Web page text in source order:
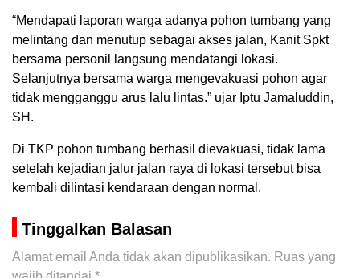
“Mendapati laporan warga adanya pohon tumbang yang
melintang dan menutup sebagai akses jalan, Kanit Spkt
bersama personil langsung mendatangi lokasi.
Selanjutnya bersama warga mengevakuasi pohon agar
tidak mengganggu arus lalu lintas.” ujar Iptu Jamaluddin,
SH.
Di TKP pohon tumbang berhasil dievakuasi, tidak lama
setelah kejadian jalur jalan raya di lokasi tersebut bisa
kembali dilintasi kendaraan dengan normal.
Tinggalkan Balasan
Alamat email Anda tidak akan dipublikasikan. Ruas yang